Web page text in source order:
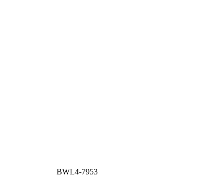
BWL4-7953